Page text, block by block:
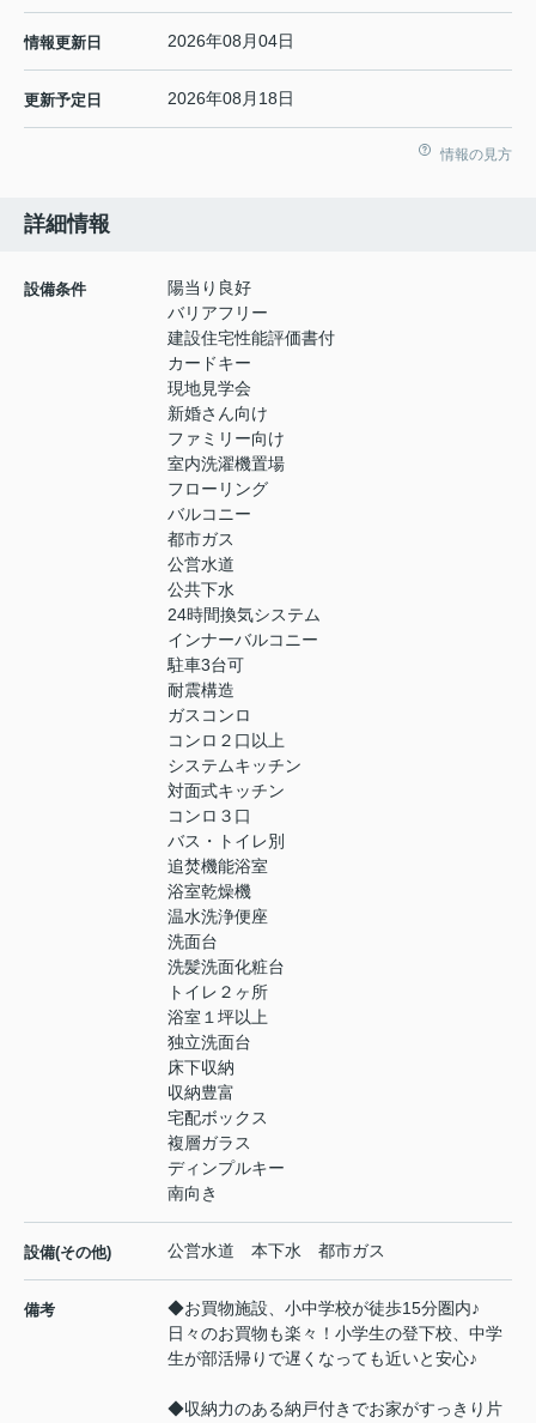
情報更新日 2026年08月04日
更新予定日 2026年08月18日
情報の見方
詳細情報
設備条件
陽当り良好
バリアフリー
建設住宅性能評価書付
カードキー
現地見学会
新婚さん向け
ファミリー向け
室内洗濯機置場
フローリング
バルコニー
都市ガス
公営水道
公共下水
24時間換気システム
インナーバルコニー
駐車3台可
耐震構造
ガスコンロ
コンロ２口以上
システムキッチン
対面式キッチン
コンロ３口
バス・トイレ別
追焚機能浴室
浴室乾燥機
温水洗浄便座
洗面台
洗髪洗面化粧台
トイレ２ヶ所
浴室１坪以上
独立洗面台
床下収納
収納豊富
宅配ボックス
複層ガラス
ディンプルキー
南向き
設備(その他) 公営水道 本下水 都市ガス
備考
◆お買物施設、小中学校が徒歩15分圏内♪
日々のお買物も楽々！小学生の登下校、中学
生が部活帰りで遅くなっても近いと安心♪
◆収納力のある納戸付きでお家がすっきり片